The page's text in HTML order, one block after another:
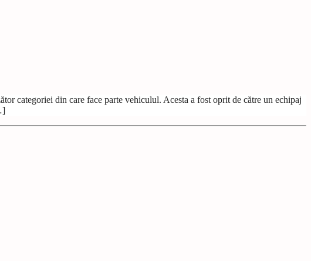
categoriei din care face parte vehiculul. Acesta a fost oprit de către un echipaj